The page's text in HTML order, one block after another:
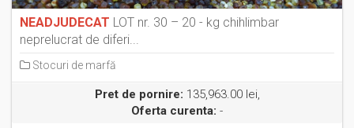
NEADJUDECAT LOT nr. 30 – 20 - kg chihlimbar
neprelucrat de diferi...
Stocuri de marfă
Pret de pornire: 135,963.00 lei,
Oferta curenta: -